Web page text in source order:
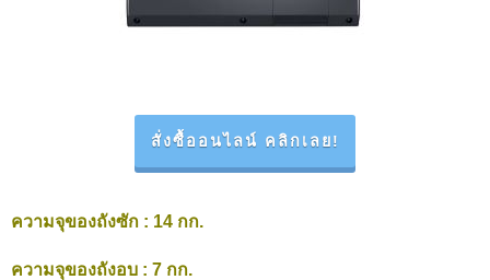
สั่งซื้ออนไลน์ คลิกเลย!
ความจุของถังซัก : 14 กก.
ความจุของถังอบ : 7 กก.